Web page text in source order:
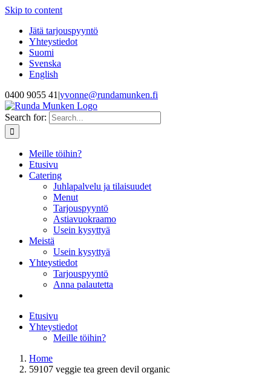
Skip to content
Jätä tarjouspyyntö
Yhteystiedot
Suomi
Svenska
English
0400 9055 41 |yvonne@rundamunken.fi
Search for:
Meille töihin?
Etusivu
Catering
Juhlapalvelu ja tilaisuudet
Menut
Tarjouspyyntö
Astiavuokraamo
Usein kysyttyä
Meistä
Usein kysyttyä
Yhteystiedot
Tarjouspyyntö
Anna palautetta
Etusivu
Yhteystiedot
Meille töihin?
Home
59107 veggie tea green devil organic